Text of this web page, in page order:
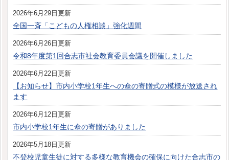
2026年6月29日更新
全国一斉「こどもの人権相談」強化週間
2026年6月26日更新
令和8年度第1回合志市社会教育委員会議を開催しました
2026年6月22日更新
【お知らせ】市内小学校1年生への傘の寄贈式の模様が放送され
ます
2026年6月12日更新
市内小学校1年生に傘の寄贈がありました
2026年5月18日更新
不登校児童生徒に対する多様な教育機会の確保に向けた合志市の